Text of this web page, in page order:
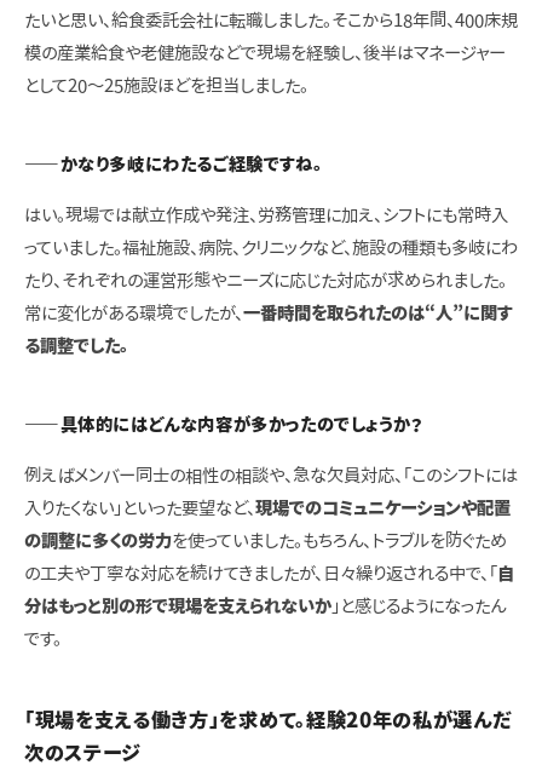
たいと思い、給食委託会社に転職しました。そこから18年間、400床規
模の産業給食や老健施設などで現場を経験し、後半はマネージャー
として20〜25施設ほどを担当しました。
――かなり多岐にわたるご経験ですね。
はい。現場では献立作成や発注、労務管理に加え、シフトにも常時入
っていました。福祉施設、病院、クリニックなど、施設の種類も多岐にわ
たり、それぞれの運営形態やニーズに応じた対応が求められました。
常に変化がある環境でしたが、 一番時間を取られたのは“人”に関す
る調整でした。
――具体的にはどんな内容が多かったのでしょうか？
例えばメンバー同士の相性の相談や、急な欠員対応、「このシフトには
入りたくない」といった要望など、 現場でのコミュニケーションや配置
の調整に多くの労力を使っていました。もちろん、トラブルを防ぐため
の工夫や丁寧な対応を続けてきましたが、日々繰り返される中で、「 自
分はもっと別の形で現場を支えられないか 」と感じるようになったん
です。
「現場を支える働き方」を求めて。経験20年の私が選んだ
次のステージ